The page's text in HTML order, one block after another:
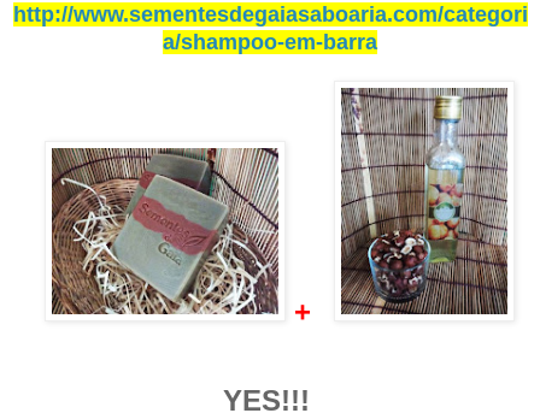
http://www.sementesdegaiasaboaria.com/categori
a/shampoo-em-barra
+
YES!!!